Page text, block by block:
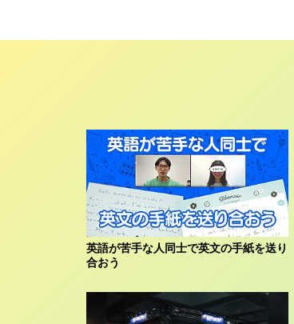
英語が苦手な人同士で英文の手紙を送り
合おう